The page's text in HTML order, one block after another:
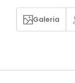
Galeria